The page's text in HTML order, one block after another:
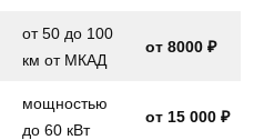
от 50 до 100
км от МКАД
от 8000 ₽
мощностью
до 60 кВт
от 15 000 ₽